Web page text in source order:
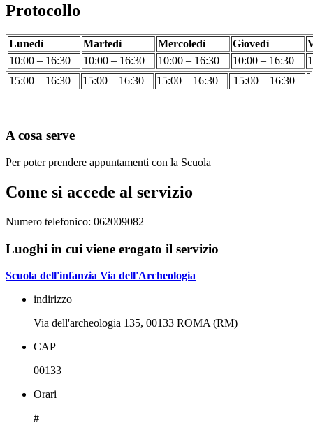
Protocollo
Lunedì Martedì Mercoledì Giovedì
10:00 – 16:30
10:00 – 16:30 10:00 – 16:30 10:00 – 16:30
15:00 – 16:30
15:00 – 16:30 15:00 – 16:30 15:00 – 16:30
A cosa serve
Per poter prendere appuntamenti con la Scuola
Come si accede al servizio
Numero telefonico: 062009082
Luoghi in cui viene erogato il servizio
Scuola dell'infanzia Via dell'Archeologia
indirizzo
Via dell'archeologia 135, 00133 ROMA (RM)
CAP
00133
Orari
#